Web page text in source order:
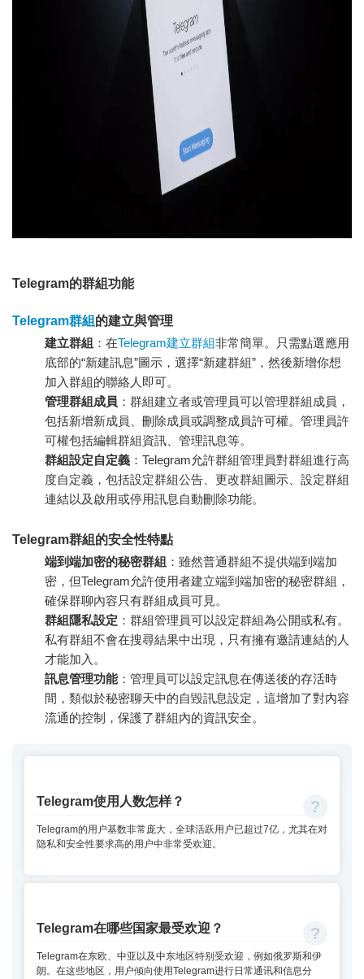
Telegram的群組功能
Telegram群組 的建立與管理
建立群組 ：在Telegram建立群組非常簡單。只需點選應用
底部的“新建訊息”圖示，選擇“新建群組”，然後新增你想
加入群組的聯絡人即可。
管理群組成員 ：群組建立者或管理員可以管理群組成員，
包括新增新成員、刪除成員或調整成員許可權。管理員許
可權包括編輯群組資訊、管理訊息等。
群組設定自定義 ：Telegram允許群組管理員對群組進行高
度自定義，包括設定群組公告、更改群組圖示、設定群組
連結以及啟用或停用訊息自動刪除功能。
Telegram群組的安全性特點
端到端加密的秘密群組 ：雖然普通群組不提供端到端加
密，但Telegram允許使用者建立端到端加密的秘密群組，
確保群聊內容只有群組成員可見。
群組隱私設定 ：群組管理員可以設定群組為公開或私有。
私有群組不會在搜尋結果中出現，只有擁有邀請連結的人
才能加入。
訊息管理功能：管理員可以設定訊息在傳送後的存活時
間，類似於秘密聊天中的自毀訊息設定，這增加了對內容
流通的控制，保護了群組內的資訊安全。
Telegram使用人数怎样？
Telegram的用户基数非常庞大，全球活跃用户已超过7亿，尤其在对
隐私和安全性要求高的用户中非常受欢迎。
Telegram在哪些国家最受欢迎？
Telegram在东欧、中亚以及中东地区特别受欢迎，例如俄罗斯和伊
朗。在这些地区，用户倾向使用Telegram进行日常通讯和信息分